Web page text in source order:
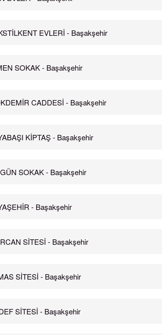
EVLERİ - Başakşehir
SOKAK - Başakşehir
CADDESİ - Başakşehir
KİPTAŞ - Başakşehir
SOKAK - Başakşehir
- Başakşehir
SİTESİ - Başakşehir
SİTESİ - Başakşehir
SİTESİ - Başakşehir